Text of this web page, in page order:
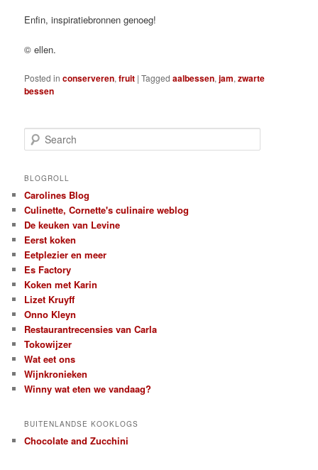
Enfin, inspiratiebronnen genoeg!
© ellen.
Posted in conserveren,fruit |Tagged aalbessen,jam,zwarte
bessen
e
r
h
BLOGROLL
Carolines Blog
Culinette, Cornette's culinaire weblog
De keuken van Levine
Eerst koken
Eetplezier en meer
Es Factory
Koken met Karin
Lizet Kruyff
Onno Kleyn
Restaurantrecensies van Carla
Tokowijzer
Wat eet ons
Wijnkronieken
Winny wat eten we vandaag?
BUITENLANDSE KOOKLOGS
Chocolate and Zucchini